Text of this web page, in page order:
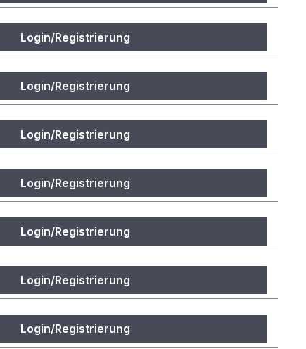
Login/Registrierung
Login/Registrierung
Login/Registrierung
Login/Registrierung
Login/Registrierung
Login/Registrierung
Login/Registrierung